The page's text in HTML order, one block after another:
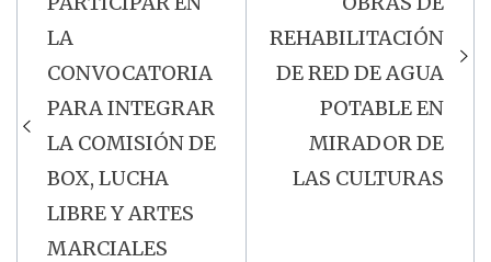
entradas
LA
CONVOCATORIA
PARA INTEGRAR
LA COMISIÓN DE
BOX, LUCHA
LIBRE Y ARTES
MARCIALES
REHABILITACIÓN
DE RED DE AGUA
POTABLE EN
MIRADOR DE
LAS CULTURAS